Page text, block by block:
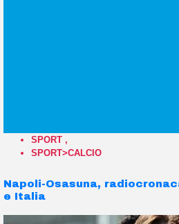
SPORT ,
SPORT>CALCIO
Napoli-Osasuna,
e Italia